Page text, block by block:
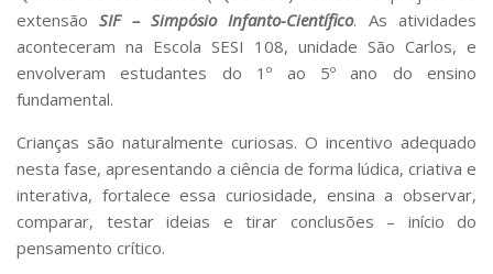
Serviços
Bibliotecas
Apoio ao Estudante
Segurança, Trânsito e Prevenção
RH, Administrativo e Financeiro
Outros serviços
Comunicação
Assessorias e Mídias
Aplicativos e Sites
Jornal da USP
extensãoSIF – Simpósio Infanto-Científico. As atividades
aconteceram na Escola SESI 108, unidade São Carlos, e
envolveram estudantes do 1º ao 5º ano do ensino
fundamental.
Crianças são naturalmente curiosas. O incentivo adequado
nesta fase, apresentando a ciência de forma lúdica, criativa e
interativa, fortalece essa curiosidade, ensina a observar,
comparar, testar ideias e tirar conclusões – início do
pensamento crítico.